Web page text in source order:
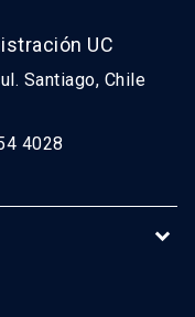
UC
Santiago, Chile
4028